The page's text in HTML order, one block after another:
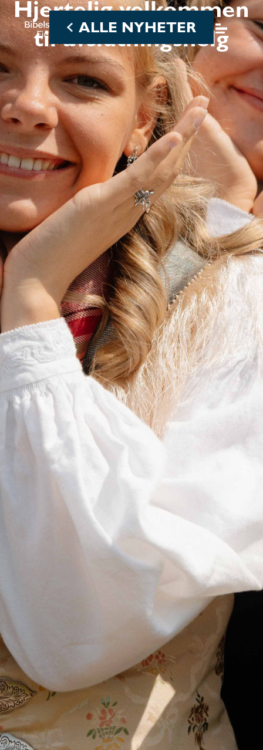
ALLE NYHETER
Hjertelig velkommen
til avslutningshelg